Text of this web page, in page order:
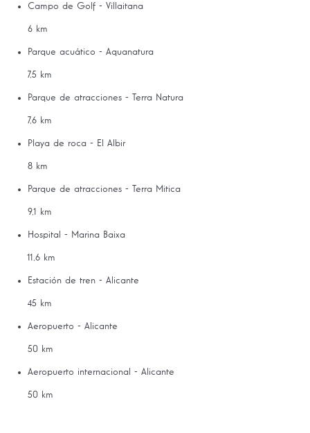
Campo de Golf - Villaitana
6 km
Parque acuático - Aquanatura
7,5 km
Parque de atracciones - Terra Natura
7,6 km
Playa de roca - El Albir
8 km
Parque de atracciones - Terra Mitica
9,1 km
Hospital - Marina Baixa
11,6 km
Estación de tren - Alicante
45 km
Aeropuerto - Alicante
50 km
Aeropuerto internacional - Alicante
50 km